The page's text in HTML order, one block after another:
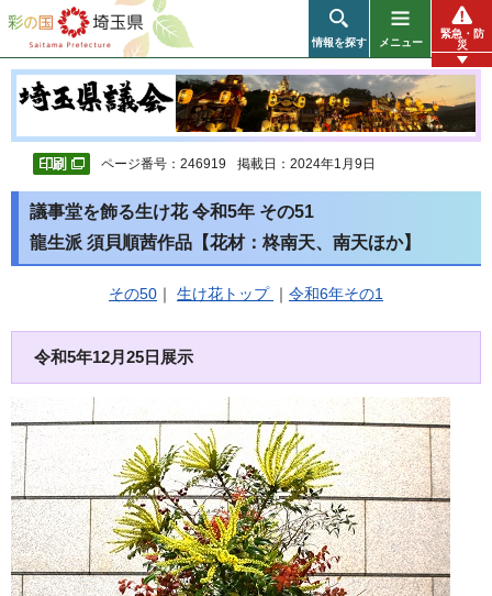
彩の国 埼玉県
情報を探す メニュー
緊急・防
災
ページ番号：246919 掲載日：2024年1月9日
議事堂を飾る生け花 令和5年 その51
龍生派 須貝順茜作品【花材：柊南天、南天ほか】
その50 ｜ 生け花トップ ｜ 令和6年その1
令和5年12月25日展示